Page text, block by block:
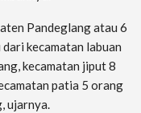
Pandeglang atau 6
kecamatan labuan
kecamatan jiput 8
patia 5 orang
ujarnya.